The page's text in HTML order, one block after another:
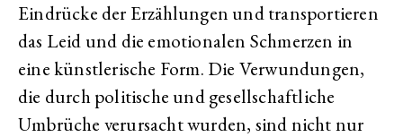
Eindrücke der Erzählungen und transportieren
das Leid und die emotionalen Schmerzen in
eine künstlerische Form. Die Verwundungen,
die durch politische und gesellschaftliche
Umbrüche verursacht wurden, sind nicht nur